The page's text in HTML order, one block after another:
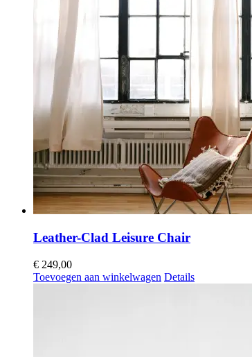
Leather-Clad Leisure Chair
€ 249,00
Toevoegen aan winkelwagen Details